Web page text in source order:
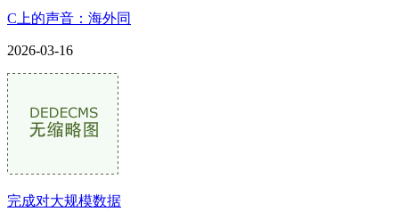
C上的声音：海外同
2026-03-16
完成对大规模数据